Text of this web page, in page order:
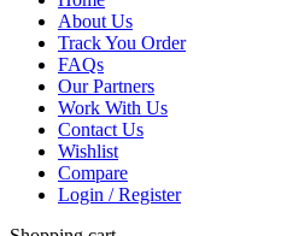
About Us
Track You Order
FAQs
Our Partners
Work With Us
Contact Us
Wishlist
Compare
Login / Register